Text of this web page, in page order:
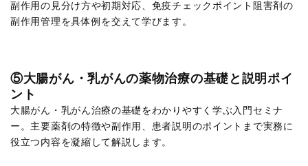
副作用の見分け方や初期対応、免疫チェックポイント阻害剤の
副作用管理を具体例を交えて学びます。
⑤大腸がん・乳がんの薬物治療の基礎と説明ポイ
ント
大腸がん・乳がん治療の基礎をわかりやすく学ぶ入門セミナ
ー。主要薬剤の特徴や副作用、患者説明のポイントまで実務に
役立つ内容を凝縮して解説します。